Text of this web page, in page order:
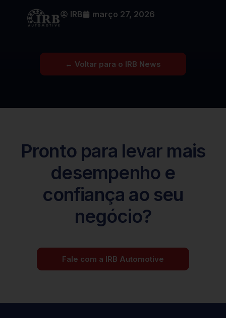
IRB março 27, 2026
← Voltar para o IRB News
Pronto para levar mais
desempenho e
confiança ao seu
negócio?
Fale com a IRB Automotive